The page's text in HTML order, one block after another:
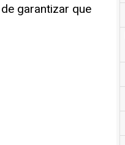
garantizar que